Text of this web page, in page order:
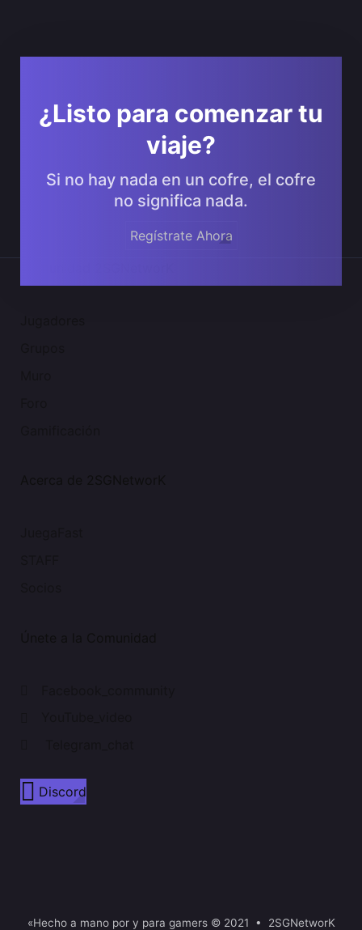
¿Listo para comenzar tu
viaje?
Si no hay nada en un cofre, el cofre
no significa nada.
Regístrate Ahora
Discord
«Hecho a mano por y para gamers © 2021 • 2SGNetworK